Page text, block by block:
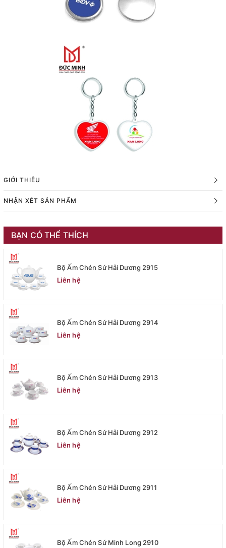
GIỚI THIỆU
NHẬN XÉT SẢN PHẨM
BẠN CÓ THỂ THÍCH
Bộ Ấm Chén Sứ Hải Dương 2915
Liên hệ
Bộ Ấm Chén Sứ Hải Dương 2914
Liên hệ
Bộ Ấm Chén Sứ Hải Dương 2913
Liên hệ
Bộ Ấm Chén Sứ Hải Dương 2912
Liên hệ
Bộ Ấm Chén Sứ Hải Dương 2911
Liên hệ
Bộ Ấm Chén Sứ Minh Long 2910